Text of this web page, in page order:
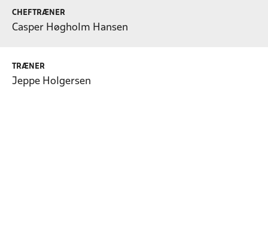
CHEFTRÆNER
Casper Høgholm Hansen
TRÆNER
Jeppe Holgersen